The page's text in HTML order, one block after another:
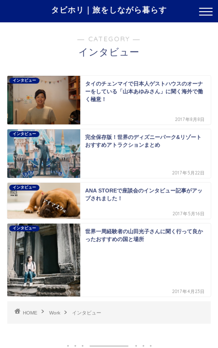
タビホリ｜旅をしながら暮らす
― CATEGORY ―
インタビュー
インタビュー
タイのチェンマイで日本人ゲストハウスのオーナ
ーをしている「山本あゆみさん」に聞く海外で働
く極意！
2017年8月8日
インタビュー
完全保存版！世界のディズニーパーク&リゾート
おすすめアトラクションまとめ
2017年5月22日
インタビュー
ANA STOREで座談会のインタビュー記事がアッ
プされました！
2017年5月16日
インタビュー
世界一周経験者の山田光子さんに聞く行って良か
ったおすすめの国と場所
2017年4月23日
HOME Work インタビュー